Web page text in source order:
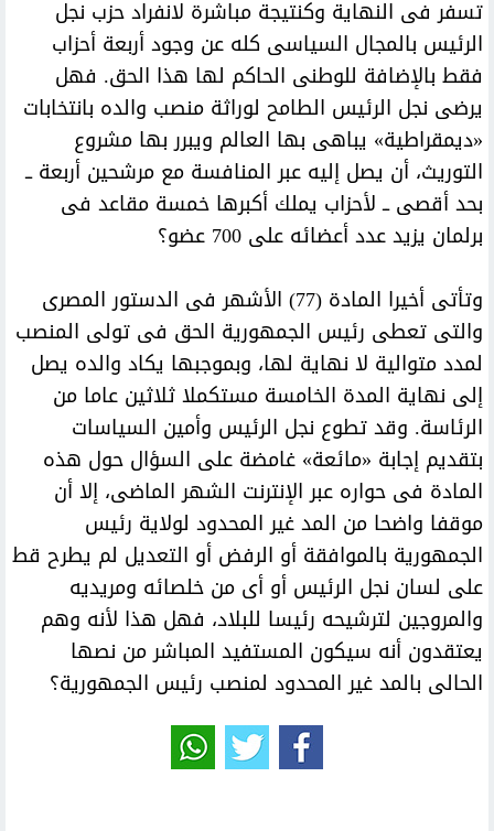
تسفر فى النهاية وكنتيجة مباشرة لانفراد حزب نجل
الرئيس بالمجال السياسى كله عن وجود أربعة أحزاب
فقط بالإضافة للوطنى الحاكم لها هذا الحق. فهل
يرضى نجل الرئيس الطامح لوراثة منصب والده بانتخابات
«ديمقراطية» يباهى بها العالم ويبرر بها مشروع
التوريث، أن يصل إليه عبر المنافسة مع مرشحين أربعة ــ
بحد أقصى ــ لأحزاب يملك أكبرها خمسة مقاعد فى
برلمان يزيد عدد أعضائه على 700 عضو؟
وتأتى أخيرا المادة (77) الأشهر فى الدستور المصرى
والتى تعطى رئيس الجمهورية الحق فى تولى المنصب
لمدد متوالية لا نهاية لها، وبموجبها يكاد والده يصل
إلى نهاية المدة الخامسة مستكملا ثلاثين عاما من
الرئاسة. وقد تطوع نجل الرئيس وأمين السياسات
بتقديم إجابة «مائعة» غامضة على السؤال حول هذه
المادة فى حواره عبر الإنترنت الشهر الماضى، إلا أن
موقفا واضحا من المد غير المحدود لولاية رئيس
الجمهورية بالموافقة أو الرفض أو التعديل لم يطرح قط
على لسان نجل الرئيس أو أى من خلصائه ومريديه
والمروجين لترشيحه رئيسا للبلاد، فهل هذا لأنه وهم
يعتقدون أنه سيكون المستفيد المباشر من نصها
الحالى بالمد غير المحدود لمنصب رئيس الجمهورية؟